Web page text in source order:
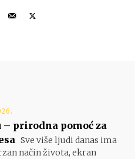
– prirodna pomoć za
Sve više ljudi danas ima
način života, ekran